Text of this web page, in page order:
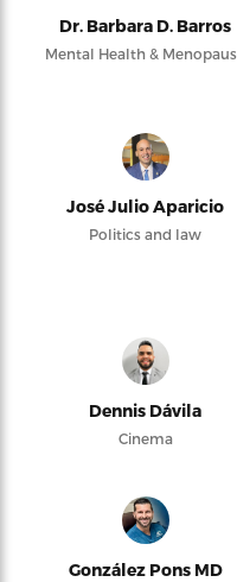
Dr. Barbara D. Barros
Mental Health &
José Julio Aparicio
Politics and law
Dennis Dávila
Cinema
González Pons MD